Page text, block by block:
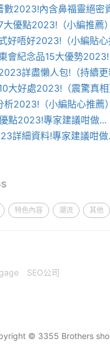
數2023!內含鼻福靈絕密
優點2023!（小編推薦）
好唔好2023!（小編貼心
會紀念品15大優勢2023!
詳盡懶人包!（持續更
大好處2023!（震驚真相
2023!（小編貼心推薦）
點2023!專家建議咁做...
詳細資料!專家建議咁做
特色內容 潮流 其他
SEO公司
© 3355 Brothers